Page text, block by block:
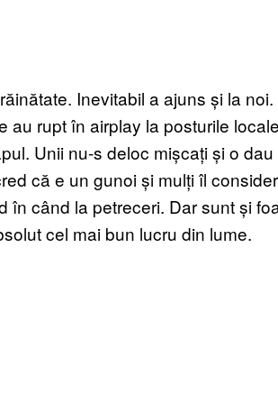
Inevitabil a ajuns și la
au rupt în airplay la posturile
Unii nu-s deloc mișcați și o
că e un gunoi și mulți îl
când la petreceri. Dar sunt și
cel mai bun lucru din lume.